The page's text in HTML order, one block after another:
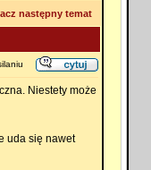
następny temat
Niestety może
uda się nawet